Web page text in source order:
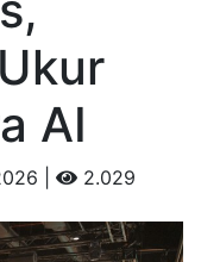
AI
| 2.029